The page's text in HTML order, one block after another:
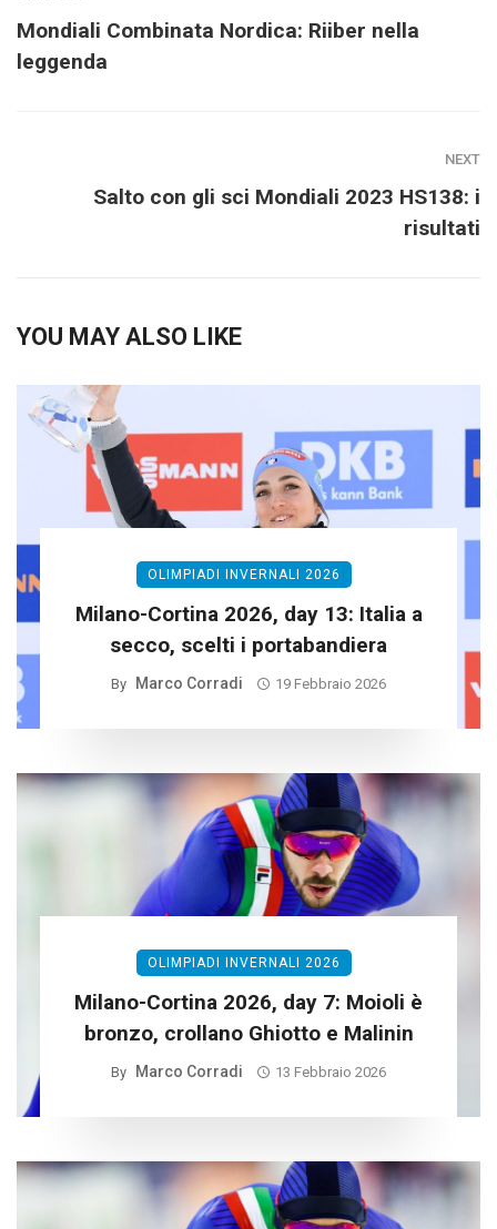
Mondiali Combinata Nordica: Riiber nella
leggenda
NEXT
Salto con gli sci Mondiali 2023 HS138: i
risultati
YOU MAY ALSO LIKE
OLIMPIADI INVERNALI 2026
Milano-Cortina 2026, day 13: Italia a
secco, scelti i portabandiera
By Marco Corradi 19 Febbraio 2026
OLIMPIADI INVERNALI 2026
Milano-Cortina 2026, day 7: Moioli è
bronzo, crollano Ghiotto e Malinin
By Marco Corradi 13 Febbraio 2026